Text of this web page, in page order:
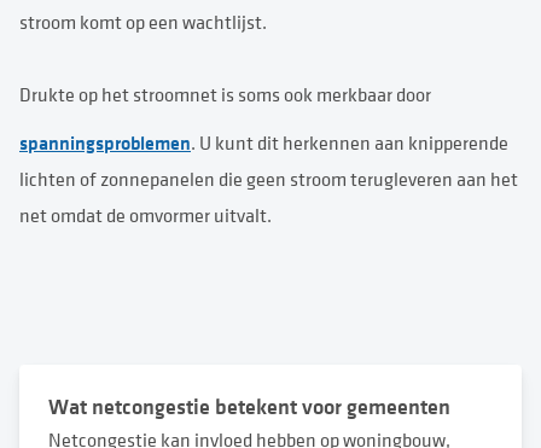
stroom komt op een wachtlijst.
Drukte op het stroomnet is soms ook merkbaar door
spanningsproblemen. U kunt dit herkennen aan knipperende
lichten of zonnepanelen die geen stroom terugleveren aan het
net omdat de omvormer uitvalt.
Wat netcongestie betekent voor gemeenten
Netcongestie kan invloed hebben op woningbouw,